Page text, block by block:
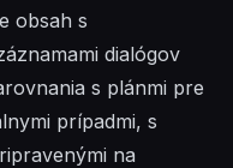
obsah s
dialógov
s plánmi pre
prípadmi, s
na